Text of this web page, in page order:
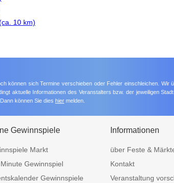
10 km)
können sich Termine verschieben oder Fehler einschleichen. Wir
aktuelle Informationen des Veranstalters bzw. der jeweiligen
können Sie dies hier melden.
Gewinnspiele
Markt
Gewinnspiel
Gewinnspiele
Informationen
über Feste &
Kontakt
Veranstaltung